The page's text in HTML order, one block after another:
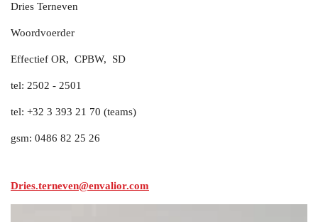
Dries Terneven
Woordvoerder
Effectief OR, CPBW, SD
tel: 2502 - 2501
tel: +32 3 393 21 70 (teams)
gsm: 0486 82 25 26
Dries.terneven@envalior.com